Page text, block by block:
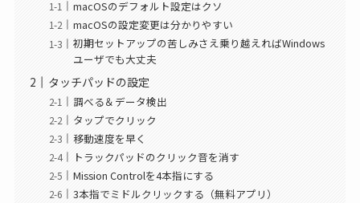
macOSのデフォルト設定はクソ
macOSの設定変更は分かりやすい
初期セットアップの苦しみさえ乗り越えればWindows
ユーザでも大丈夫
タッチパッドの設定
調べる＆データ検出
タップでクリック
移動速度を早く
トラックパッドのクリック音を消す
Mission Controlを4本指にする
3本指でミドルクリックする（無料アプリ）